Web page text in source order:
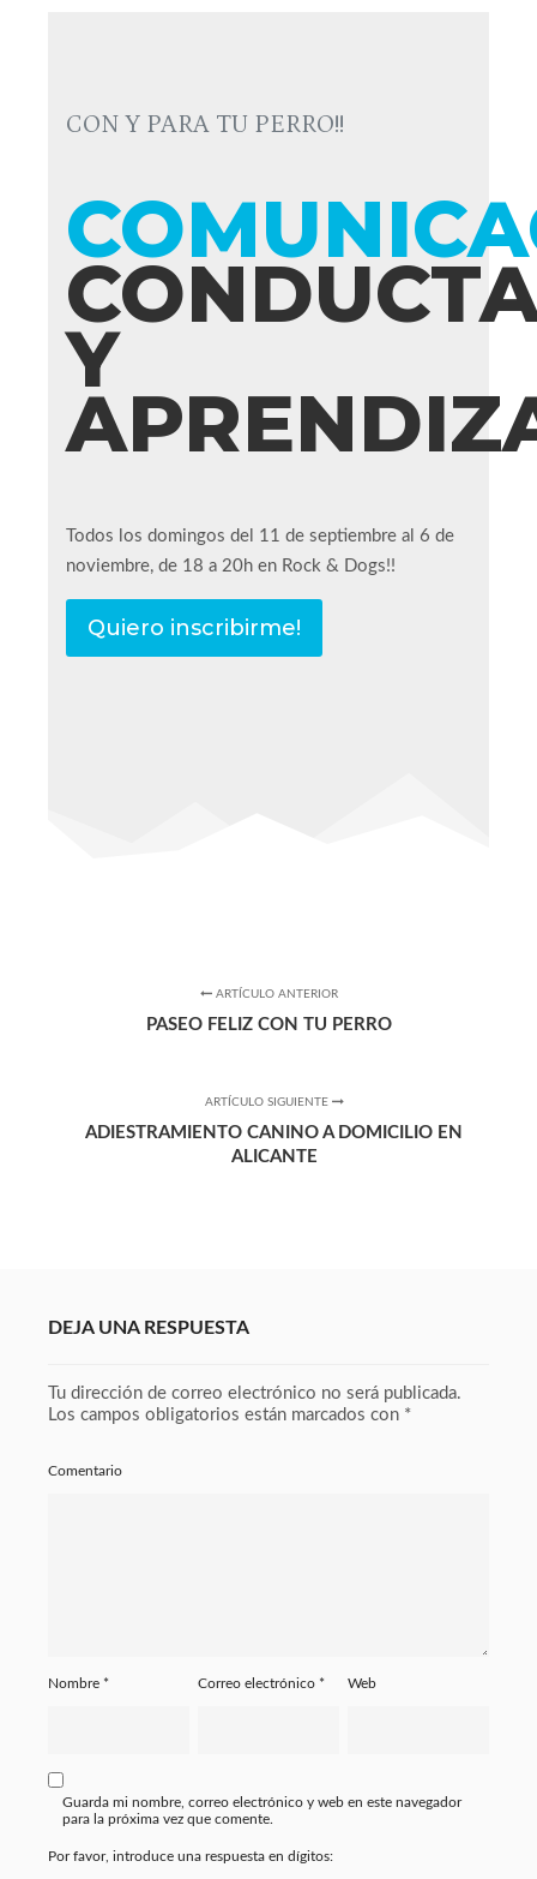
CON Y PARA TU PERRO!!
Y
Todos los domingos del 11 de septiembre al 6 de
noviembre, de 18 a 20h en Rock & Dogs!!
Quiero inscribirme!
ARTÍCULO ANTERIOR
PASEO FELIZ CON TU PERRO
ARTÍCULO SIGUIENTE
ADIESTRAMIENTO CANINO A DOMICILIO EN
ALICANTE
DEJA UNA RESPUESTA
Tu dirección de correo electrónico no será publicada.
Los campos obligatorios están marcados con *
Comentario
Nombre * Correo electrónico * Web
Guarda mi nombre, correo electrónico y web en este navegador
para la próxima vez que comente.
Por favor, introduce una respuesta en dígitos: